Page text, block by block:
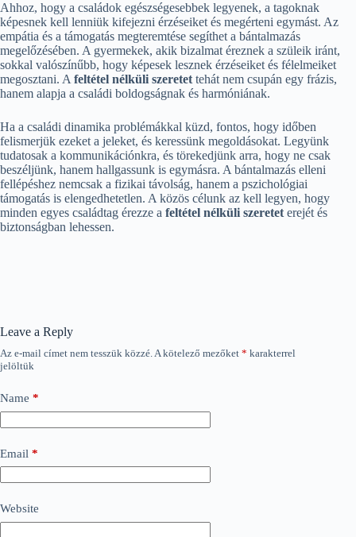
Ahhoz, hogy a családok egészségesebbek legyenek, a tagoknak
képesnek kell lenniük kifejezni érzéseiket és megérteni egymást. Az
empátia és a támogatás megteremtése segíthet a bántalmazás
megelőzésében. A gyermekek, akik bizalmat éreznek a szüleik iránt,
sokkal valószínűbb, hogy képesek lesznek érzéseiket és félelmeiket
megosztani. A feltétel nélküli szeretet tehát nem csupán egy frázis,
hanem alapja a családi boldogságnak és harmóniának.
Ha a családi dinamika problémákkal küzd, fontos, hogy időben
felismerjük ezeket a jeleket, és keressünk megoldásokat. Legyünk
tudatosak a kommunikációnkra, és törekedjünk arra, hogy ne csak
beszéljünk, hanem hallgassunk is egymásra. A bántalmazás elleni
fellépéshez nemcsak a fizikai távolság, hanem a pszichológiai
támogatás is elengedhetetlen. A közös célunk az kell legyen, hogy
minden egyes családtag érezze a feltétel nélküli szeretet erejét és
biztonságban lehessen.
Leave a Reply
Az e-mail címet nem tesszük közzé.A kötelező mezőket * karakterrel
jelöltük
Name *
Email *
Website